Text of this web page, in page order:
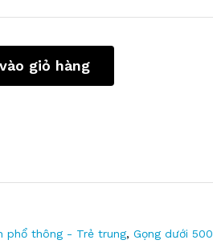
giỏ hàng
phổ thông - Trẻ trung, Gọng dưới 500